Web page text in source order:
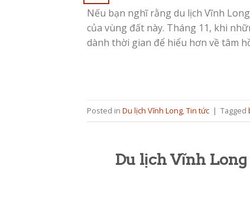
Nếu bạn nghĩ rằng du lịch Vĩnh
của vùng đất này. Tháng 11, khi
dành thời gian để hiểu hơn về tâm
Posted in Du lịch Vĩnh Long,Tin tức | Tagged
Du lịch Vĩnh